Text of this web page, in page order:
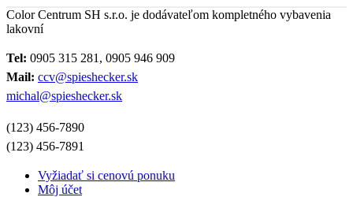
Color Centrum SH s.r.o. je dodávateľom kompletného vybavenia
lakovní
Tel: 0905 315 281, 0905 946 909
Mail: ccv@spieshecker.sk
michal@spieshecker.sk
(123) 456-7890
(123) 456-7891
Vyžiadať si cenovú ponuku
Môj účet